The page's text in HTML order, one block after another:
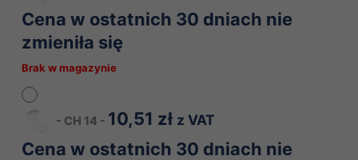
Cena w ostatnich 30 dniach nie
zmieniła się
Brak w magazynie
- CH 14 - 10,51 zł z VAT
Cena w ostatnich 30 dniach nie